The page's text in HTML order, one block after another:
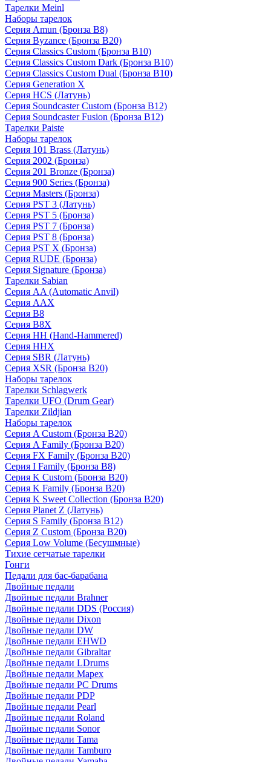
Тарелки Meinl
Наборы тарелок
Серия Amun (Бронза B8)
Серия Byzance (Бронза B20)
Серия Classics Custom (Бронза B10)
Серия Classics Custom Dark (Бронза B10)
Серия Classics Custom Dual (Бронза B10)
Серия Generation X
Серия HCS (Латунь)
Серия Soundcaster Custom (Бронза B12)
Серия Soundcaster Fusion (Бронза B12)
Тарелки Paiste
Наборы тарелок
Серия 101 Brass (Латунь)
Серия 2002 (Бронза)
Серия 201 Bronze (Бронза)
Серия 900 Series (Бронза)
Серия Masters (Бронза)
Серия PST 3 (Латунь)
Серия PST 5 (Бронза)
Серия PST 7 (Бронза)
Серия PST 8 (Бронза)
Серия PST X (Бронза)
Серия RUDE (Бронза)
Серия Signature (Бронза)
Тарелки Sabian
Серия AA (Automatic Anvil)
Серия AAX
Серия B8
Серия B8X
Серия HH (Hand-Hammered)
Серия HHX
Серия SBR (Латунь)
Серия XSR (Бронза B20)
Наборы тарелок
Тарелки Schlagwerk
Тарелки UFO (Drum Gear)
Тарелки Zildjian
Наборы тарелок
Серия A Custom (Бронза B20)
Серия A Family (Бронза B20)
Серия FX Family (Бронза B20)
Серия I Family (Бронза B8)
Серия K Custom (Бронза B20)
Серия K Family (Бронза B20)
Серия K Sweet Collection (Бронза B20)
Серия Planet Z (Латунь)
Серия S Family (Бронза B12)
Серия Z Custom (Бронза B20)
Серия Low Volume (Бесушмные)
Тихие сетчатые тарелки
Гонги
Педали для бас-барабана
Двойные педали
Двойные педали Brahner
Двойные педали DDS (Россия)
Двойные педали Dixon
Двойные педали DW
Двойные педали EHWD
Двойные педали Gibraltar
Двойные педали LDrums
Двойные педали Mapex
Двойные педали PC Drums
Двойные педали PDP
Двойные педали Pearl
Двойные педали Roland
Двойные педали Sonor
Двойные педали Tama
Двойные педали Tamburo